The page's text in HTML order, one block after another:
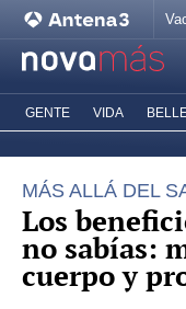
GENTE VIDA
MÁS ALLÁ DEL
Los
no sabías:
cuerpo y